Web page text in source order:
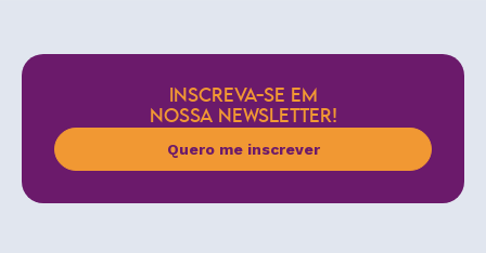
INSCREVA-SE EM
NOSSA NEWSLETTER!
Quero me inscrever